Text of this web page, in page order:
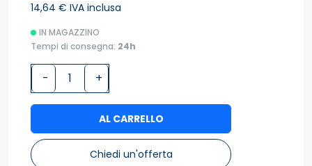
14,64 € IVA inclusa
IN MAGAZZINO
Tempi di consegna: 24h
- +
AL CARRELLO
Chiedi un'offerta